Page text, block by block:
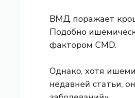
ВМД поражает
Подобно
фактором CMD.
Однако, хотя
недавней статьи,